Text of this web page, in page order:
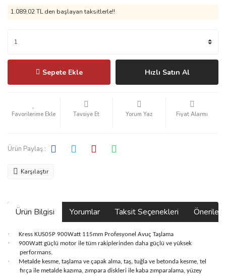
1.089,02 TL den başlayan taksitlerle!!
Sepete Ekle Hızlı Satın Al
Tavsiye Et Yorum Yaz Fiyat Alarmı
Ürün Paylaş :
Karşılaştır
Ürün Bilgisi Yorumlar Taksit Seçenekleri
· Kress KUS05P 900Watt 115mm Profesyonel Avuç Taşlama
·
900Watt güçlü motor ile tüm rakiplerinden daha güçlü ve yüksek
performans.
·
Metalde kesme, taşlama ve çapak alma, taş, tuğla ve betonda kesme, tel
fırça ile metalde kazıma, zımpara diskleri ile kaba zımparalama, yüzey